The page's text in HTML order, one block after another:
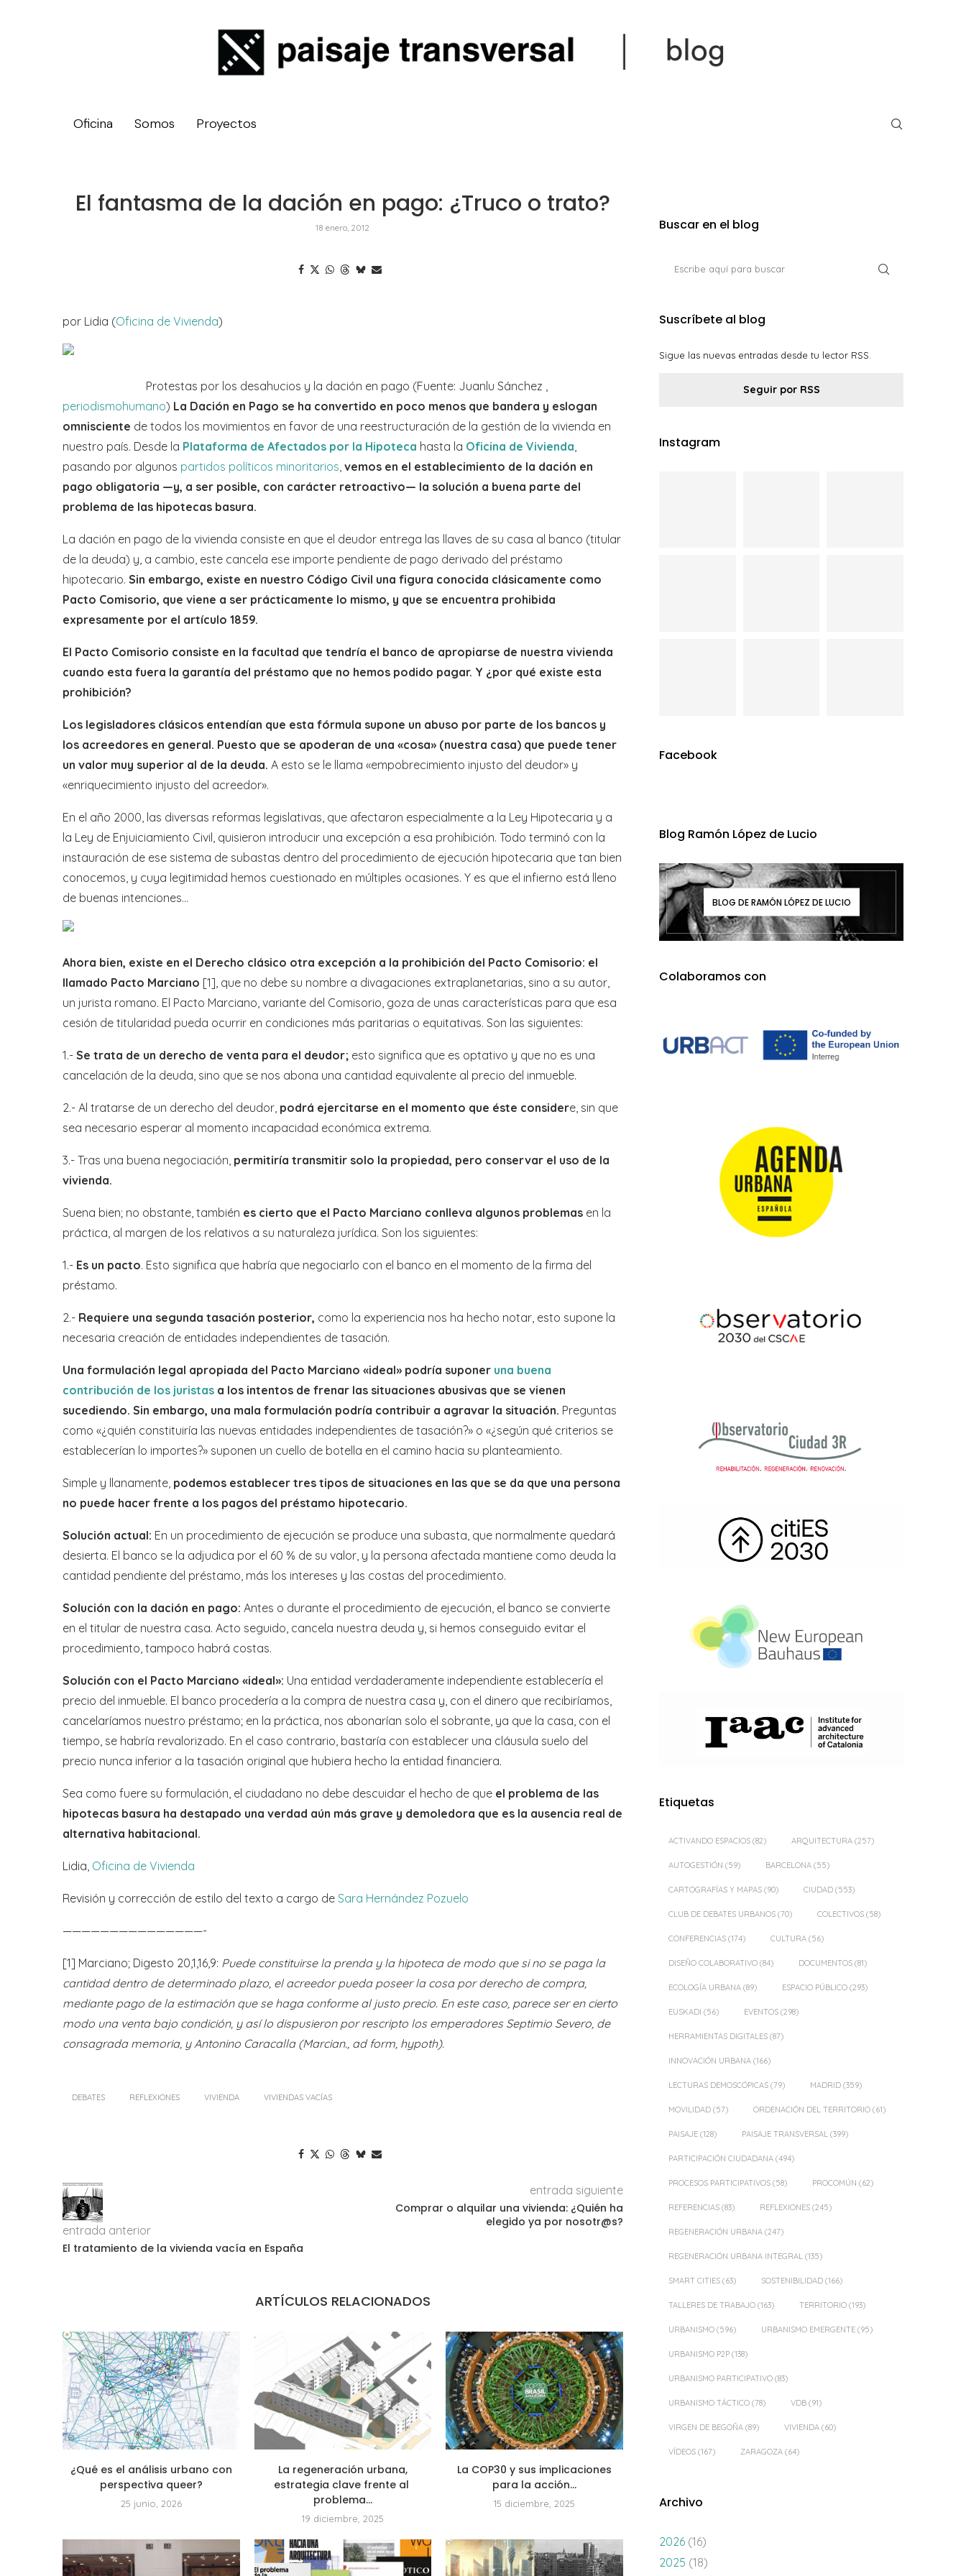
Oficina Somos Proyectos
El fantasma de la dación en pago: ¿Truco o trato?
18 enero, 2012
por Lidia (Oficina de Vivienda)
Protestas por los desahucios y la dación en pago (Fuente: Juanlu Sánchez ,
periodismohumano) La Dación en Pago se ha convertido en poco menos que bandera y eslogan
omnisciente de todos los movimientos en favor de una reestructuración de la gestión de la vivienda en
nuestro país. Desde la Plataforma de Afectados por la Hipoteca hasta la Oficina de Vivienda
pasando por algunos partidos políticos minoritarios vemos en el establecimiento de la dación en
pago obligatoria —y, a ser posible, con carácter retroactivo— la solución a buena parte del
problema de las hipotecas basura.
La dación en pago de la vivienda consiste en que el deudor entrega las llaves de su casa al banco (titular
de la deuda) y, a cambio, este cancela ese importe pendiente de pago derivado del préstamo
hipotecario. Sin embargo, existe en nuestro Código Civil una figura conocida clásicamente como
Pacto Comisorio, que viene a ser prácticamente lo mismo, y que se encuentra prohibida
expresamente por el artículo 1859.
El Pacto Comisorio consiste en la facultad que tendría el banco de apropiarse de nuestra vivienda
cuando esta fuera la garantía del préstamo que no hemos podido pagar. Y ¿por qué existe esta
prohibición?
Los legisladores clásicos entendían que esta fórmula supone un abuso por parte de los bancos y
los acreedores en general. Puesto que se apoderan de una «cosa» (nuestra casa) que puede tener
un valor muy superior al de la deuda. A esto se le llama «empobrecimiento injusto del deudor» y
«enriquecimiento injusto del acreedor».
En el año 2000, las diversas reformas legislativas, que afectaron especialmente a la Ley Hipotecaria y a
la Ley de Enjuiciamiento Civil, quisieron introducir una excepción a esa prohibición. Todo terminó con la
instauración de ese sistema de subastas dentro del procedimiento de ejecución hipotecaria que tan bien
conocemos, y cuya legitimidad hemos cuestionado en múltiples ocasiones. Y es que el infierno está lleno
de buenas intenciones…
Ahora bien, existe en el Derecho clásico otra excepción a la prohibición del Pacto Comisorio: el
llamado Pacto Marciano [1], que no debe su nombre a divagaciones extraplanetarias, sino a su autor,
un jurista romano. El Pacto Marciano, variante del Comisorio, goza de unas características para que esa
cesión de titularidad pueda ocurrir en condiciones más paritarias o equitativas. Son las siguientes:
1.- Se trata de un derecho de venta para el deudor; esto significa que es optativo y que no es una
cancelación de la deuda, sino que se nos abona una cantidad equivalente al precio del inmueble.
2.- Al tratarse de un derecho del deudor, podrá ejercitarse en el momento que éste considere, sin que
sea necesario esperar al momento incapacidad económica extrema.
3.- Tras una buena negociación, permitiría transmitir solo la propiedad, pero conservar el uso de la
vivienda.
Suena bien; no obstante, también es cierto que el Pacto Marciano conlleva algunos problemas en la
práctica, al margen de los relativos a su naturaleza jurídica. Son los siguientes:
1.- Es un pacto. Esto significa que habría que negociarlo con el banco en el momento de la firma del
préstamo.
2.- Requiere una segunda tasación posterior, como la experiencia nos ha hecho notar, esto supone la
necesaria creación de entidades independientes de tasación.
Una formulación legal apropiada del Pacto Marciano «ideal» podría suponer una buena
contribución de los juristas a los intentos de frenar las situaciones abusivas que se vienen
sucediendo. Sin embargo, una mala formulación podría contribuir a agravar la situación. Preguntas
como «¿quién constituiría las nuevas entidades independientes de tasación?» o «¿según qué criterios se
establecerían lo importes?» suponen un cuello de botella en el camino hacia su planteamiento.
Simple y llanamente, podemos establecer tres tipos de situaciones en las que se da que una persona
no puede hacer frente a los pagos del préstamo hipotecario.
Solución actual: En un procedimiento de ejecución se produce una subasta, que normalmente quedará
desierta. El banco se la adjudica por el 60 % de su valor, y la persona afectada mantiene como deuda la
cantidad pendiente del préstamo, más los intereses y las costas del procedimiento.
Solución con la dación en pago: Antes o durante el procedimiento de ejecución, el banco se convierte
en el titular de nuestra casa. Acto seguido, cancela nuestra deuda y, si hemos conseguido evitar el
procedimiento, tampoco habrá costas.
Solución con el Pacto Marciano «ideal»: Una entidad verdaderamente independiente establecería el
precio del inmueble. El banco procedería a la compra de nuestra casa y, con el dinero que recibiríamos,
cancelaríamos nuestro préstamo; en la práctica, nos abonarían solo el sobrante, ya que la casa, con el
tiempo, se habría revalorizado. En el caso contrario, bastaría con establecer una cláusula suelo del
precio nunca inferior a la tasación original que hubiera hecho la entidad financiera.
Sea como fuere su formulación, el ciudadano no debe descuidar el hecho de que el problema de las
hipotecas basura ha destapado una verdad aún más grave y demoledora que es la ausencia real de
alternativa habitacional.
Lidia, Oficina de Vivienda
Revisión y corrección de estilo del texto a cargo de Sara Hernández Pozuelo
———————————————-
[1] Marciano; Digesto 20,1,16,9: Puede constituirse la prenda y la hipoteca de modo que si no se paga la
cantidad dentro de determinado plazo, el acreedor pueda poseer la cosa por derecho de compra,
mediante pago de la estimación que se haga conforme al justo precio. En este caso, parece ser en cierto
modo una venta bajo condición, y así lo dispusieron por rescripto los emperadores Septimio Severo, de
consagrada memoria, y Antonino Caracalla (Marcian., ad form, hypoth).
DEBATES REFLEXIONES VIVIENDA VIVIENDAS VACÍAS
entrada anterior
El tratamiento de la vivienda vacía en España
entrada siguiente
Comprar o alquilar una vivienda: ¿Quién ha
elegido ya por nosotr@s?
ARTÍCULOS RELACIONADOS
¿Qué es el análisis urbano con
perspectiva queer?
25 junio, 2026
La regeneración urbana,
estrategia clave frente al
problema...
19 diciembre, 2025
La COP30 y sus implicaciones
para la acción...
15 diciembre, 2025
Buscar en el blog
Suscríbete al blog
Sigue las nuevas entradas desde tu lector RSS.
Seguir por RSS
Instagram
Facebook
Blog Ramón López de Lucio
BLOG DE RAMÓN LÓPEZ DE LUCIO
Colaboramos con
Etiquetas
ACTIVANDO ESPACIOS (82) ARQUITECTURA (257)
AUTOGESTIÓN (59) BARCELONA (55)
CARTOGRAFÍAS Y MAPAS (90) CIUDAD (553)
CLUB DE DEBATES URBANOS (70) COLECTIVOS (58)
CONFERENCIAS (174) CULTURA (56)
DISEÑO COLABORATIVO (84) DOCUMENTOS (81)
ECOLOGÍA URBANA (89) ESPACIO PÚBLICO (293)
EUSKADI (56) EVENTOS (298)
HERRAMIENTAS DIGITALES (87)
INNOVACIÓN URBANA (166)
LECTURAS DEMOSCÓPICAS (79) MADRID (359)
MOVILIDAD (57) ORDENACIÓN DEL TERRITORIO (61)
PAISAJE (128) PAISAJE TRANSVERSAL (399)
PARTICIPACIÓN CIUDADANA (494)
PROCESOS PARTICIPATIVOS (58) PROCOMÚN (62)
REFERENCIAS (83) REFLEXIONES (245)
REGENERACIÓN URBANA (247)
REGENERACIÓN URBANA INTEGRAL (135)
SMART CITIES (63) SOSTENIBILIDAD (166)
TALLERES DE TRABAJO (163) TERRITORIO (193)
URBANISMO (596) URBANISMO EMERGENTE (95)
URBANISMO P2P (138)
URBANISMO PARTICIPATIVO (83)
URBANISMO TÁCTICO (78) VDB (91)
VIRGEN DE BEGOÑA (89) VIVIENDA (60)
VÍDEOS (167) ZARAGOZA (64)
Archivo
2026 (16)
2025 (18)